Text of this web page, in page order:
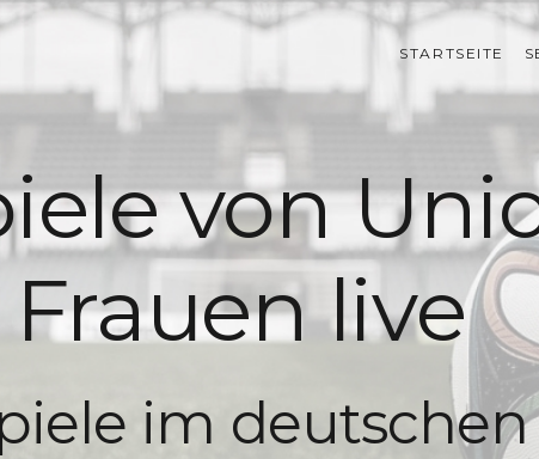
STARTSEITE
von
Frauen live
im